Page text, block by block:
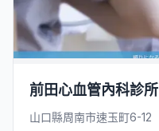
前田心血管內科診所
山口縣周南市速玉町6-12